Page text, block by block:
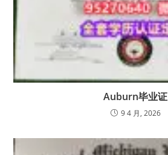
Auburn毕业证
9 4 月, 2026